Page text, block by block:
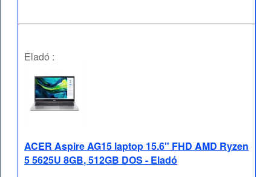
Eladó :
ACER Aspire AG15 laptop 15.6" FHD AMD Ryzen
5 5625U 8GB, 512GB DOS - Eladó